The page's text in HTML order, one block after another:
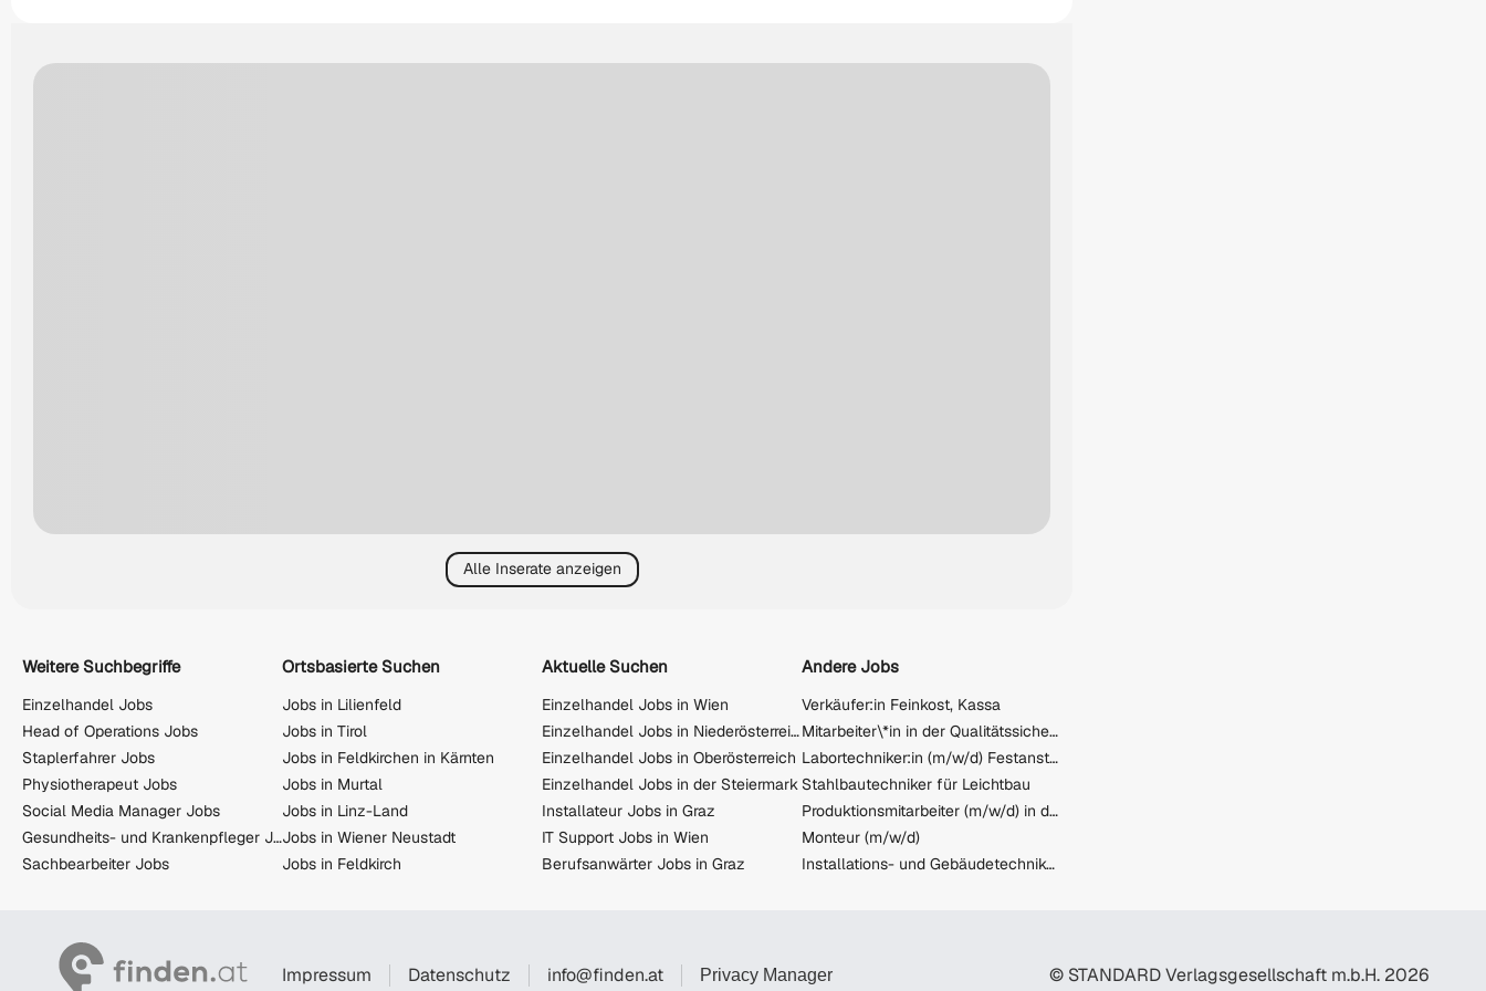
Alle Inserate anzeigen
Weitere Suchbegriffe
Einzelhandel Jobs
Head of Operations Jobs
Staplerfahrer Jobs
Physiotherapeut Jobs
Social Media Manager Jobs
Gesundheits- und Krankenpfleger Jobs
Sachbearbeiter Jobs
Ortsbasierte Suchen
Jobs in Lilienfeld
Jobs in Tirol
Jobs in Feldkirchen in Kärnten
Jobs in Murtal
Jobs in Linz-Land
Jobs in Wiener Neustadt
Jobs in Feldkirch
Aktuelle Suchen
Einzelhandel Jobs in Wien
Einzelhandel Jobs in Niederösterreich
Einzelhandel Jobs in Oberösterreich
Einzelhandel Jobs in der Steiermark
Installateur Jobs in Graz
IT Support Jobs in Wien
Berufsanwärter Jobs in Graz
Andere Jobs
Verkäufer:in Feinkost, Kassa
Mitarbeiter\*in in der Qualitätssicherung
Labortechniker:in (m/w/d) Festanstellung
Stahlbautechniker für Leichtbau
Produktionsmitarbeiter (m/w/d) in der Schleifmittelproduktion/ € 2.959,24 brutto pro Monat
Monteur (m/w/d)
Installations- und GebäudetechnikerIn/LüftungsspenglerIn/ServicemonteurIn (m/w/d)
Impressum Datenschutz info@finden.at Privacy Manager © STANDARD Verlagsgesellschaft m.b.H. 2026